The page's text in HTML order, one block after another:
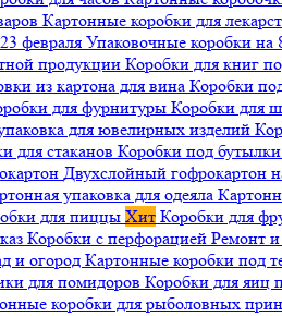
Картонные коробки для
февраля Упаковочные коробки на
продукции Коробки для книг
из картона для вина Коробки
для фурнитуры Коробки для
для ювелирных изделий
для стаканов Коробки под бутылки
Двухслойный гофрокартон
упаковка для одеяла
для пиццы Хит Коробки для
Коробки с перфорацией Ремонт и
и огород Картонные коробки под
для помидоров Коробки для яиц
коробки для рыболовных